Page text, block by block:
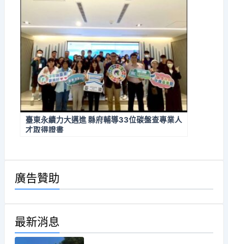
臺東永續力大邁進 縣府輔導33位碳盤查專業人
才取得證書
廣告贊助
最新消息